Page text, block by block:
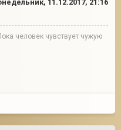
11.12.2017, 21:16
человек чувствует чужую